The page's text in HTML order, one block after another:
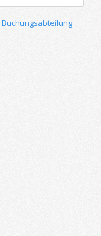
Buchungsabteilung